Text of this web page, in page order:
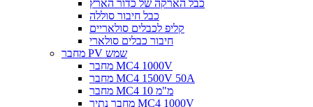
כבל הארקה של כדור הארץ
כבל חיבור סוללה
קליפ לכבלים סולאריים
חיבור כבלים סולארי
מחבר PV שמש
מחבר MC4 1000V
מחבר MC4 1500V 50A
מחבר MC4 10 מ"מ
מחבר נתיך MC4 1000V